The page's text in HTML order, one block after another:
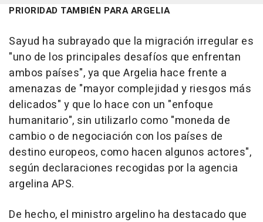
PRIORIDAD TAMBIÉN PARA ARGELIA
Sayud ha subrayado que la migración irregular es
"uno de los principales desafíos que enfrentan
ambos países", ya que Argelia hace frente a
amenazas de "mayor complejidad y riesgos más
delicados" y que lo hace con un "enfoque
humanitario", sin utilizarlo como "moneda de
cambio o de negociación con los países de
destino europeos, como hacen algunos actores",
según declaraciones recogidas por la agencia
argelina APS.
De hecho, el ministro argelino ha destacado que